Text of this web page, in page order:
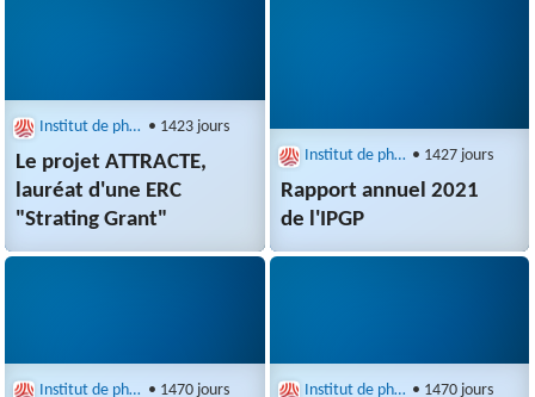
Institut de physique du globe de Paris (IPGP) • 1423 jours
Le projet ATTRACTE,
lauréat d'une ERC
"Strating Grant"
Institut de physique du globe de Paris (IPGP) • 1427 jours
Rapport annuel 2021
de l'IPGP
Institut de physique du globe de Paris (IPGP) • 1470 jours Institut de physique du globe de Paris (IPGP) • 1470 jours